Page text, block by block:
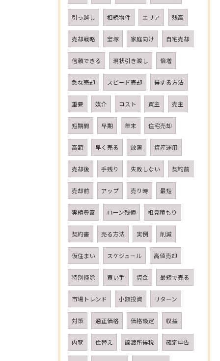
引っ越し 相続物件 エリア 残高
売却戦略 宝塚 家庭向け 自宅売却
信頼できる 現状引き渡し 倍増
急な売却 スピード売却 得する方法
重要 媒介 コスト 買主 売主
短期間 早期 年末 住宅売却
高額 早く売る 放置 資産運用
売却後 手残り 失敗しない 契約前
売却前 アップ 売り時 最短
実績豊富 ローン残債 相見積もり
契約書 売る方法 実例 削減
仮住まい スケジュール 高値売却
特別控除 買い手 資金 最短で売る
市場トレンド 小額投資 リターン
対策 適正価格 価格設定 収益
内覧 住替え 譲渡所得税 確定申告